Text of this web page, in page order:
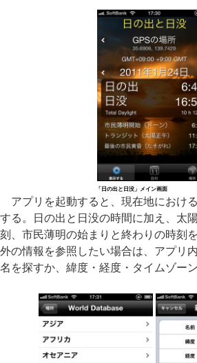
「日の出と日没」メイン画面
アプリを起動すると、現在地におけ
する。日の出と日没の時間に加え、太
刻、市民薄明の始まりと終わりの時刻
外の情報を参照したい場合は、アプリ
名を探すか、緯度・経度・タイムゾー